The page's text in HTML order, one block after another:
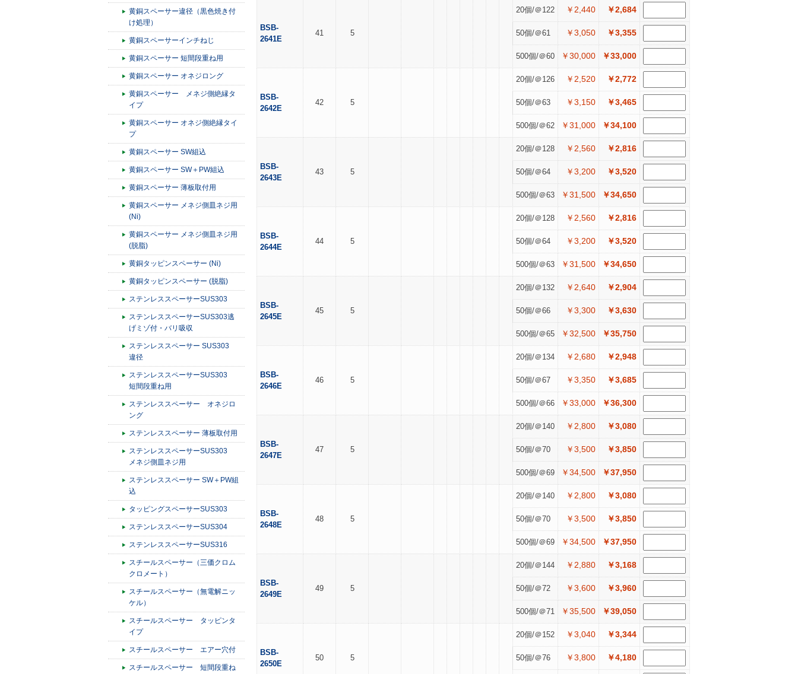
黄銅スペーサー違径（黒色焼き付
け処理）
黄銅スペーサーインチねじ
黄銅スペーサー 短間段重ね用
黄銅スペーサー オネジロング
黄銅スペーサー メネジ側絶縁タ
イプ
黄銅スペーサー オネジ側絶縁タイ
プ
黄銅スペーサー SW組込
黄銅スペーサー SW＋PW組込
黄銅スペーサー 薄板取付用
黄銅スペーサー メネジ側皿ネジ用
(Ni)
黄銅スペーサー メネジ側皿ネジ用
(脱脂)
黄銅タッピンスペーサー (Ni)
黄銅タッピンスペーサー (脱脂)
ステンレススペーサーSUS303
ステンレススペーサーSUS303逃
げミゾ付・バリ吸収
ステンレススペーサー SUS303
違径
ステンレススペーサーSUS303
短間段重ね用
ステンレススペーサー オネジロ
ング
ステンレススペーサー 薄板取付用
ステンレススペーサーSUS303
メネジ側皿ネジ用
ステンレススペーサー SW＋PW組
込
タッピングスペーサーSUS303
ステンレススペーサーSUS304
ステンレススペーサーSUS316
スチールスペーサー（三価クロム
クロメート）
スチールスペーサー（無電解ニッ
ケル）
スチールスペーサー タッピンタ
イプ
スチールスペーサー エアー穴付
スチールスペーサー 短間段重ね
BSB-
2641E
41 5
20個/＠122 ￥2,440 ￥2,684
50個/＠61 ￥3,050 ￥3,355
500個/＠60 ￥30,000 ￥33,000
BSB-
2642E
42 5
20個/＠126 ￥2,520 ￥2,772
50個/＠63 ￥3,150 ￥3,465
500個/＠62 ￥31,000 ￥34,100
BSB-
2643E
43 5
20個/＠128 ￥2,560 ￥2,816
50個/＠64 ￥3,200 ￥3,520
500個/＠63 ￥31,500 ￥34,650
BSB-
2644E
44 5
20個/＠128 ￥2,560 ￥2,816
50個/＠64 ￥3,200 ￥3,520
500個/＠63 ￥31,500 ￥34,650
BSB-
2645E
45 5
20個/＠132 ￥2,640 ￥2,904
50個/＠66 ￥3,300 ￥3,630
500個/＠65 ￥32,500 ￥35,750
BSB-
2646E
46 5
20個/＠134 ￥2,680 ￥2,948
50個/＠67 ￥3,350 ￥3,685
500個/＠66 ￥33,000 ￥36,300
BSB-
2647E
47 5
20個/＠140 ￥2,800 ￥3,080
50個/＠70 ￥3,500 ￥3,850
500個/＠69 ￥34,500 ￥37,950
BSB-
2648E
48 5
20個/＠140 ￥2,800 ￥3,080
50個/＠70 ￥3,500 ￥3,850
500個/＠69 ￥34,500 ￥37,950
BSB-
2649E
49 5
20個/＠144 ￥2,880 ￥3,168
50個/＠72 ￥3,600 ￥3,960
500個/＠71 ￥35,500 ￥39,050
BSB-
2650E
50 5
20個/＠152 ￥3,040 ￥3,344
50個/＠76 ￥3,800 ￥4,180